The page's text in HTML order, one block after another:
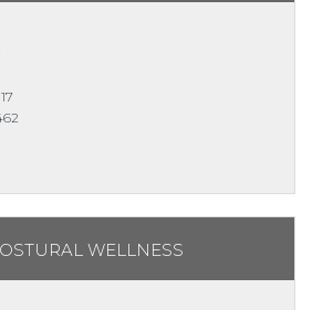
WELLNESS